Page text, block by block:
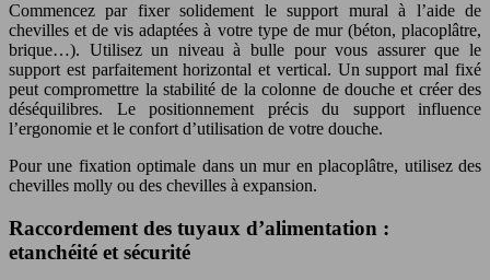
Commencez par fixer solidement le support mural à l’aide de
chevilles et de vis adaptées à votre type de mur (béton, placoplâtre,
brique…). Utilisez un niveau à bulle pour vous assurer que le
support est parfaitement horizontal et vertical. Un support mal fixé
peut compromettre la stabilité de la colonne de douche et créer des
déséquilibres. Le positionnement précis du support influence
l’ergonomie et le confort d’utilisation de votre douche.
Pour une fixation optimale dans un mur en placoplâtre, utilisez des
chevilles molly ou des chevilles à expansion.
Raccordement des tuyaux d’alimentation :
etanchéité et sécurité